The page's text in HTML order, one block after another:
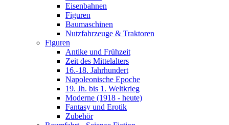
Eisenbahnen
Figuren
Baumaschinen
Nutzfahrzeuge & Traktoren
Figuren
Antike und Frühzeit
Zeit des Mittelalters
16.-18. Jahrhundert
Napoleonische Epoche
19. Jh. bis 1. Weltkrieg
Moderne (1918 - heute)
Fantasy und Erotik
Zubehör